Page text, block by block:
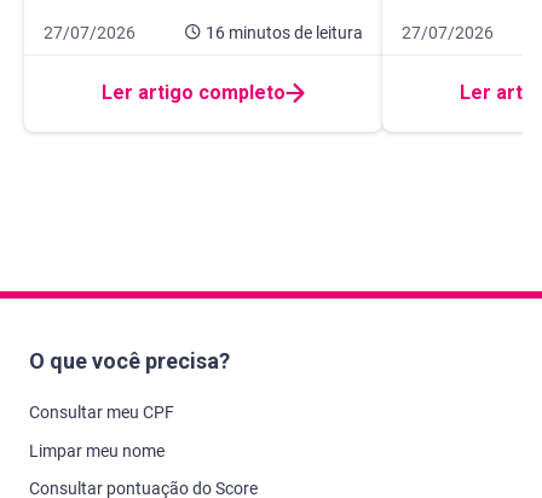
Data de publicação 27 de julho de 2026
27/07/2026 16 minutosde leitura
16 minutos de leitura
Ler artigo completo
Data de
27/07/2026
10 minutos de
Ler
O que você precisa?
Consultar meu CPF
Limpar meu nome
Consultar pontuação do Score